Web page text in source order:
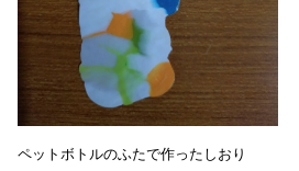
ペットボトルのふたで作ったしおり